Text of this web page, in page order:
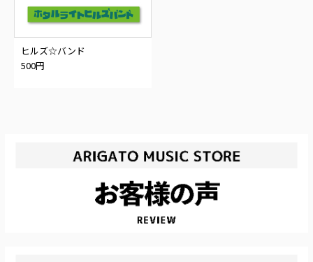
ヒルズ☆バンド
500円